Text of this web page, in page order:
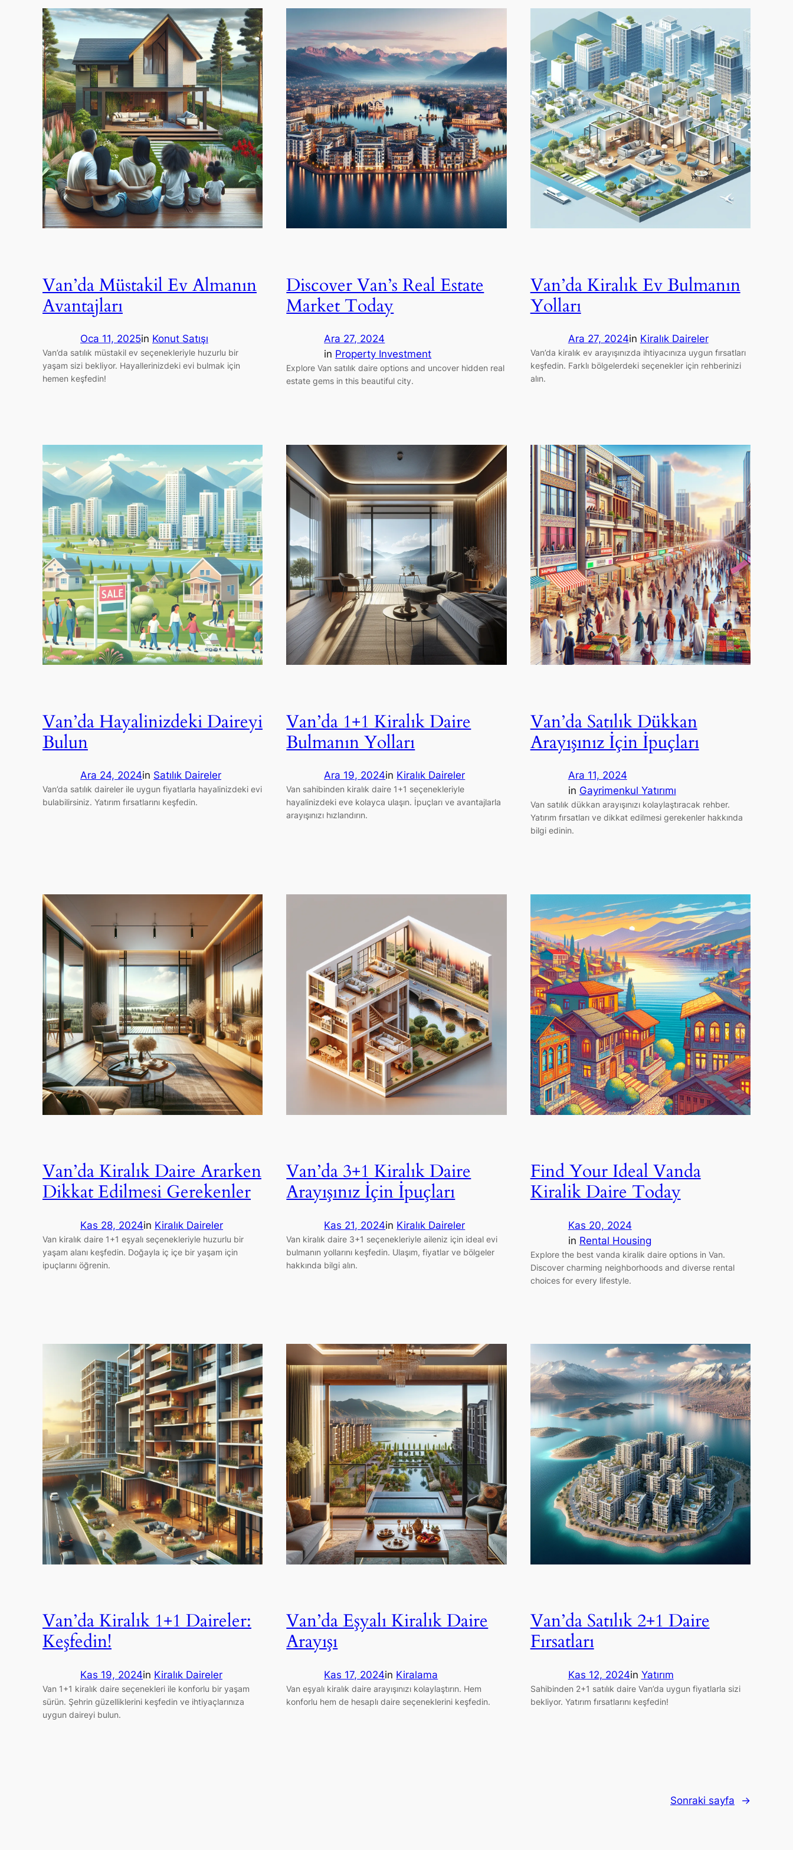
Van’da Müstakil Ev Almanın
Avantajları
Oca 11, 2025in Konut Satışı
Van’da satılık müstakil ev seçenekleriyle huzurlu bir
yaşam sizi bekliyor. Hayallerinizdeki evi bulmak için
hemen keşfedin!
Discover Van’s Real Estate
Market Today
Ara 27, 2024
in Property Investment
Explore Van satılık daire options and uncover hidden real
estate gems in this beautiful city.
Van’da Kiralık Ev Bulmanın
Yolları
Ara 27, 2024in Kiralık Daireler
Van’da kiralık ev arayışınızda ihtiyacınıza uygun fırsatları
keşfedin. Farklı bölgelerdeki seçenekler için rehberinizi
alın.
Van’da Hayalinizdeki Daireyi
Bulun
Ara 24, 2024in Satılık Daireler
Van’da satılık daireler ile uygun fiyatlarla hayalinizdeki evi
bulabilirsiniz. Yatırım fırsatlarını keşfedin.
Van’da 1+1 Kiralık Daire
Bulmanın Yolları
Ara 19, 2024in Kiralık Daireler
Van sahibinden kiralık daire 1+1 seçenekleriyle
hayalinizdeki eve kolayca ulaşın. İpuçları ve avantajlarla
arayışınızı hızlandırın.
Van’da Satılık Dükkan
Arayışınız İçin İpuçları
Ara 11, 2024
in Gayrimenkul Yatırımı
Van satılık dükkan arayışınızı kolaylaştıracak rehber.
Yatırım fırsatları ve dikkat edilmesi gerekenler hakkında
bilgi edinin.
Van’da Kiralık Daire Ararken
Dikkat Edilmesi Gerekenler
Kas 28, 2024in Kiralık Daireler
Van kiralık daire 1+1 eşyalı seçenekleriyle huzurlu bir
yaşam alanı keşfedin. Doğayla iç içe bir yaşam için
ipuçlarını öğrenin.
Van’da 3+1 Kiralık Daire
Arayışınız İçin İpuçları
Kas 21, 2024in Kiralık Daireler
Van kiralık daire 3+1 seçenekleriyle aileniz için ideal evi
bulmanın yollarını keşfedin. Ulaşım, fiyatlar ve bölgeler
hakkında bilgi alın.
Find Your Ideal Vanda
Kiralik Daire Today
Kas 20, 2024
in Rental Housing
Explore the best vanda kiralik daire options in Van.
Discover charming neighborhoods and diverse rental
choices for every lifestyle.
Van’da Kiralık 1+1 Daireler:
Keşfedin!
Kas 19, 2024in Kiralık Daireler
Van 1+1 kiralık daire seçenekleri ile konforlu bir yaşam
sürün. Şehrin güzelliklerini keşfedin ve ihtiyaçlarınıza
uygun daireyi bulun.
Van’da Eşyalı Kiralık Daire
Arayışı
Kas 17, 2024in Kiralama
Van eşyalı kiralık daire arayışınızı kolaylaştırın. Hem
konforlu hem de hesaplı daire seçeneklerini keşfedin.
Van’da Satılık 2+1 Daire
Fırsatları
Kas 12, 2024in Yatırım
Sahibinden 2+1 satılık daire Van’da uygun fiyatlarla sizi
bekliyor. Yatırım fırsatlarını keşfedin!
Sonraki sayfa →